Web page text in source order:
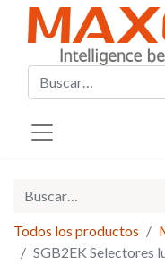
Todos los productos
SGB2EK Selectores